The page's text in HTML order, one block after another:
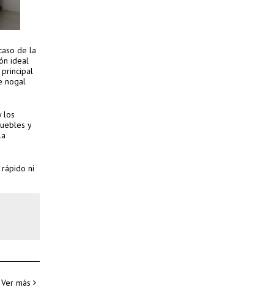
de la
ideal
nogal
los
y
ni
Ver más